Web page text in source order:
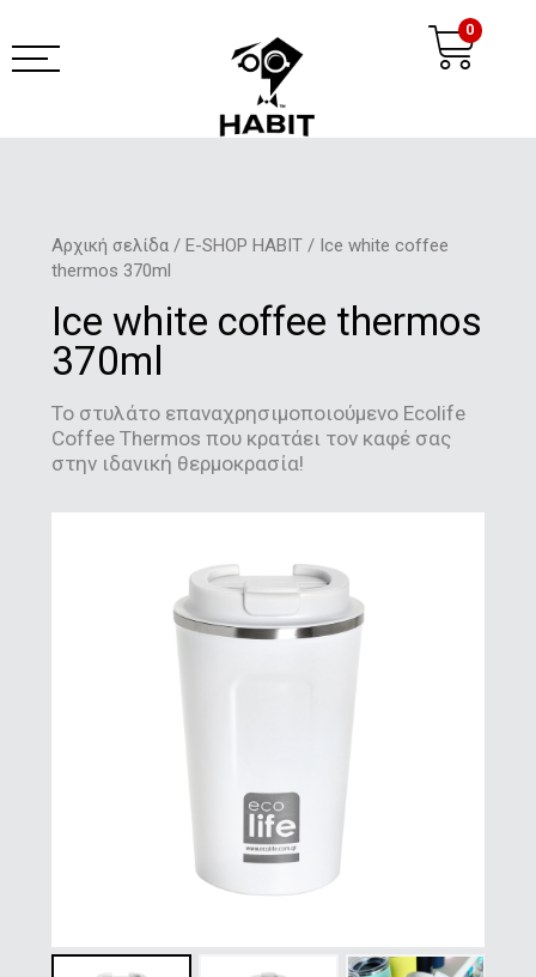
στο
περιεχόμενο
0
Αρχική σελίδα/ E-SHOP HABIT/ Ice white coffee
thermos 370ml
Ice white coffee thermos
370ml
Το στυλάτο επαναχρησιμοποιούμενο Ecolife
Coffee Thermos που κρατάει τον καφέ σας
στην ιδανική θερμοκρασία!